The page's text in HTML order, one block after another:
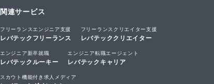
関連サービス
フリーランスエンジニア支援
レバテックフリーランス
フリーランスクリエイター支援
レバテッククリエイター
エンジニア新卒就職
レバテックルーキー
エンジニア転職エージェント
レバテックキャリア
スカウト機能付き求人メディア